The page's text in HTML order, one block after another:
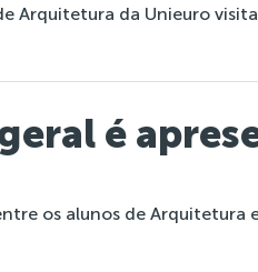
Arquitetura da Unieuro
é
os alunos de Arquitetura